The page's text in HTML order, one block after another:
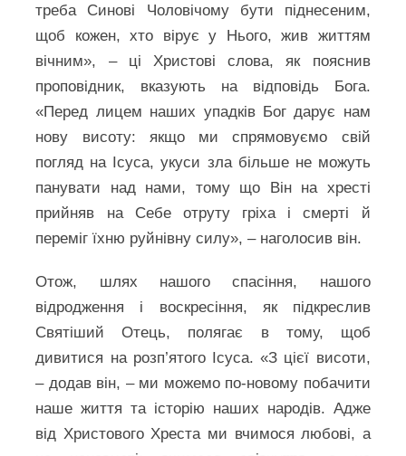
треба Синові Чоловічому бути піднесеним,
щоб кожен, хто вірує у Нього, жив життям
вічним», – ці Христові слова, як пояснив
проповідник, вказують на відповідь Бога.
«Перед лицем наших упадків Бог дарує нам
нову висоту: якщо ми спрямовуємо свій
погляд на Ісуса, укуси зла більше не можуть
панувати над нами, тому що Він на хресті
прийняв на Себе отруту гріха і смерті й
переміг їхню руйнівну силу», – наголосив він.
Отож, шлях нашого спасіння, нашого
відродження і воскресіння, як підкреслив
Святіший Отець, полягає в тому, щоб
дивитися на розп’ятого Ісуса. «З цієї висоти,
– додав він, – ми можемо по-новому побачити
наше життя та історію наших народів. Адже
від Христового Хреста ми вчимося любові, а